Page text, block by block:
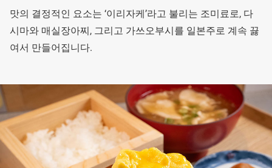
맛의 결정적인 요소는 ‘이리자케’라고 불리는 조미료로, 다
시마와 매실장아찌, 그리고 가쓰오부시를 일본주로 계속 끓
여서 만들어집니다.